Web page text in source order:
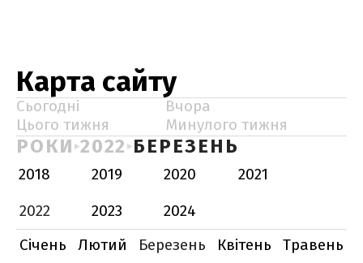
Карта сайту
Сьогодні
Вчора
Цього тижня
Минулого тижня
РОКИ 2022 БЕРЕЗЕНЬ
2018 2019 2020
2021
2022
2023
2024
Січень
Лютий Березень Квітень
Травень